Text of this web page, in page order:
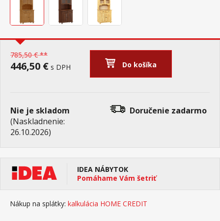
785,50 € **
446,50 € s DPH Do košíka
Nie je skladom
(Naskladnenie:
26.10.2026)
Doručenie zadarmo
IDEA NÁBYTOK
Pomáhame Vám šetriť
Nákup na splátky: kalkulácia HOME CREDIT